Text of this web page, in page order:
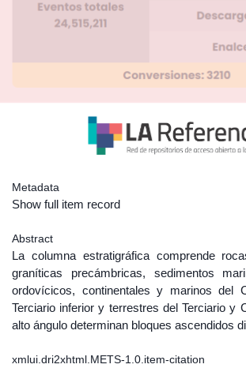
Metadata
Show full item record
Abstract
La columna estratigráfica comprende
graníticas precámbricas, sedimentos
ordovícicos, continentales y marinos del
Terciario inferior y terrestres del Terciario y
alto ángulo determinan bloques ascendidos
xmlui.dri2xhtml.METS-1.0.item-citation